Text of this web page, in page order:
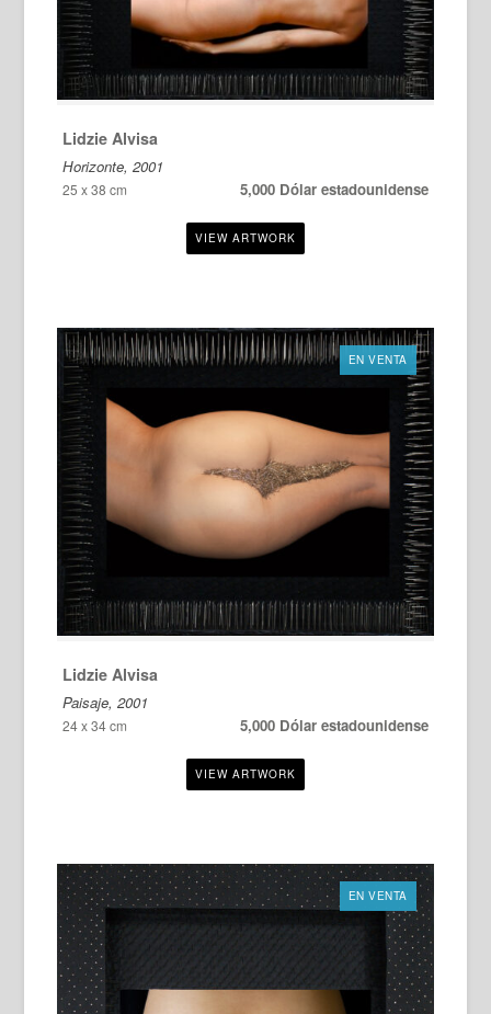
Lidzie Alvisa
Horizonte, 2001
25 x 38 cm 5,000 Dólar estadounidense
EN VENTA
Lidzie Alvisa
Paisaje, 2001
24 x 34 cm 5,000 Dólar estadounidense
EN VENTA